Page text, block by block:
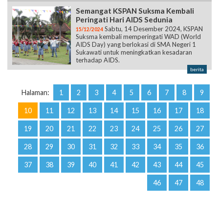
Semangat KSPAN Suksma Kembali
Peringati Hari AIDS Sedunia
15/12/2024 Sabtu, 14 Desember 2024, KSPAN
Suksma kembali memperingati WAD (World
AIDS Day) yang berlokasi di SMA Negeri 1
Sukawati untuk meningkatkan kesadaran
terhadap AIDS.
berita
Halaman: 1 2 3 4 5 6 7 8 9
10 11 12 13 14 15 16 17 18
19 20 21 22 23 24 25 26 27
28 29 30 31 32 33 34 35 36
37 38 39 40 41 42 43 44 45
46 47 48